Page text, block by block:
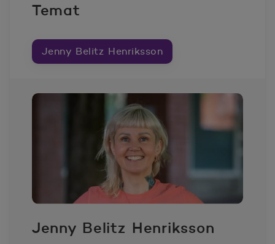
Temat
Jenny Belitz Henriksson
Jenny Belitz Henriksson